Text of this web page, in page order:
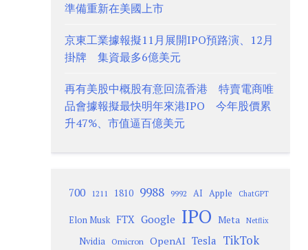
準備重新在美國上市
京東工業據報擬11月展開IPO預路演、12月
掛牌 集資最多6億美元
再有美股中概股有意回流香港 特賣電商唯
品會據報擬最快明年來港IPO 今年股價累
升47%、市值逼百億美元
700 1211 1810 9988 9992 AI Apple ChatGPT
Elon Musk FTX Google IPO Meta Netflix
Nvidia Omicron OpenAI Tesla TikTok